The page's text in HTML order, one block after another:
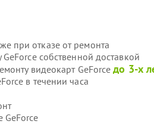
при отказе от ремонта
собственной доставкой
видеокарт GeForceдо 3-х
в течении часа